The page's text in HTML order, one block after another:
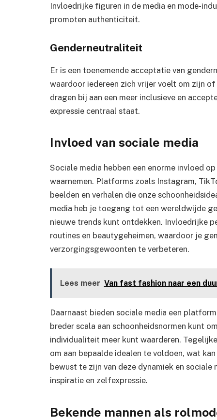
Invloedrijke figuren in de media en mode-
promoten authenticiteit.
Genderneutraliteit
Er is een toenemende acceptatie van
waardoor iedereen zich vrijer voelt om zijn
dragen bij aan een meer inclusieve en
expressie centraal staat.
Invloed van sociale media
Sociale media hebben een enorme invloed
waarnemen. Platforms zoals Instagram,
beelden en verhalen die onze
media heb je toegang tot een wereldwijde
nieuwe trends kunt ontdekken. Invloedrijke
routines en beautygeheimen, waardoor je
verzorgingsgewoonten te verbeteren.
Lees meer Van fast fashion naar een
Daarnaast bieden sociale media een
breder scala aan schoonheidsnormen kunt
individualiteit meer kunt waarderen.
om aan bepaalde idealen te voldoen, wat
bewust te zijn van deze dynamiek en
inspiratie en zelfexpressie.
Bekende mannen als